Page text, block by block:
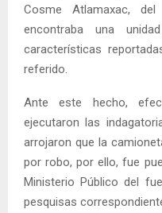
Cosme Atlamaxac,
encontraba una
características
referido.
Ante este hecho,
ejecutaron las
arrojaron que la
por robo, por ello, fue
Ministerio Público del
pesquisas